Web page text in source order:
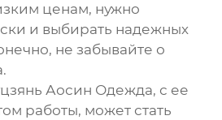
ценам, нужно
и выбирать надежных
не забывайте о
Аосин Одежда, с ее
работы, может стать